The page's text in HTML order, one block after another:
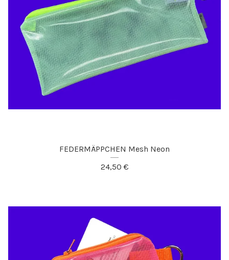
FEDERMÄPPCHEN Mesh Neon
24,50 €